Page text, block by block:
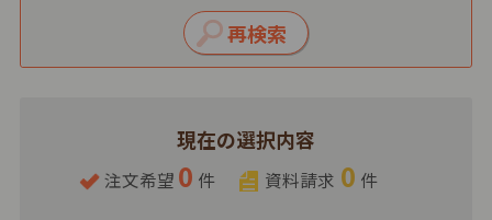
現在の選択内容
注文希望 0 件 資料請求 0 件